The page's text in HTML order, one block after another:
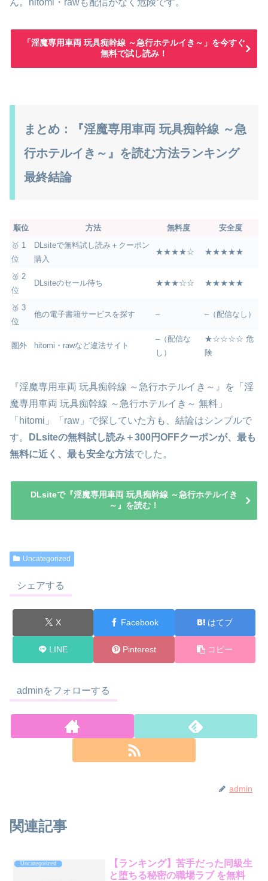
ん。hitomi・rawも配信がなく危険です。
「淫魔専用車両 玩具痴幹線 ～急行ホテルイき～」を今すぐ
無料で試し読み！
まとめ：『淫魔専用車両 玩具痴幹線 ～急
行ホテルイき～』を読む方法ランキング
最終結論
順位 方法 無料度
安全度
🥇 1
位
DLsiteで無料試し読み＋クーポン
購入
★★★★☆ ★★★★★
🥈 2
位
DLsiteのセール待ち ★★★☆☆ ★★★★★
🥉 3
位
他の電子書籍サービスを探す – –（配信なし）
圏外 hitomi・rawなど違法サイト
–（配信な
し）
★☆☆☆☆ 危
険
『淫魔専用車両 玩具痴幹線 ～急行ホテルイき～』を「淫
魔専用車両 玩具痴幹線 ～急行ホテルイき～ 無料」
「hitomi」「raw」で探していた方も、結論はシンプルで
す。
DLsiteの無料試し読み＋300円OFFクーポンが、最も
無料に近く、最も安全な方法でした。
DLsiteで『淫魔専用車両 玩具痴幹線 ～急行ホテルイき
～』を読む！
Uncategorized
シェアする
X Facebook はてブ
LINE Pinterest コピー
adminをフォローする
admin
関連記事
Uncategorized
【ランキング】苦手だった同級生
と堕ちる秘密の職場ラブ を無料